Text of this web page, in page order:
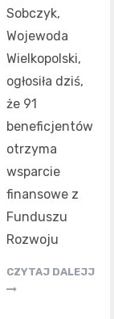
Sobczyk,
Wojewoda
Wielkopolski,
ogłosiła dziś,
że 91
beneficjentów
otrzyma
wsparcie
finansowe z
Funduszu
Rozwoju
CZYTAJ DALEJJ